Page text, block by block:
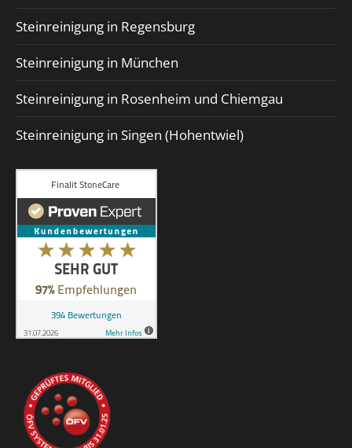
Steinreinigung in Regensburg
Steinreinigung in München
Steinreinigung in Rosenheim und Chiemgau
Steinreinigung in Singen (Hohentwiel)